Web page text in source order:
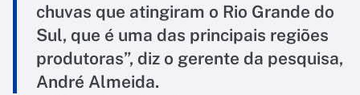
chuvas que atingiram o Rio Grande do
Sul, que é uma das principais regiões
produtoras”, diz o gerente da pesquisa,
André Almeida.